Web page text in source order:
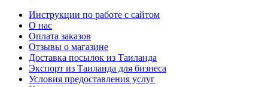
Инструкции по работе с сайтом
О нас
Оплата заказов
Отзывы о магазине
Доставка посылок из Таиланда
Экспорт из Таиланда для бизнеса
Условия предоставления услуг